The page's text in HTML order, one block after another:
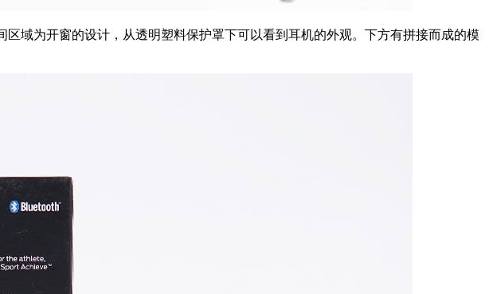
域为开窗的设计，从透明塑料保护罩下可以看到耳机的外观。下方有拼接而成的模